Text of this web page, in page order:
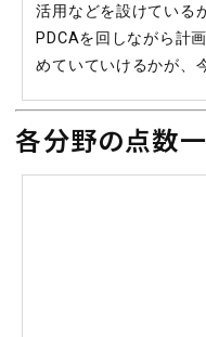
活用などを設けている
PDCAを回しながら計
めていていけるかが、
各分野の点数